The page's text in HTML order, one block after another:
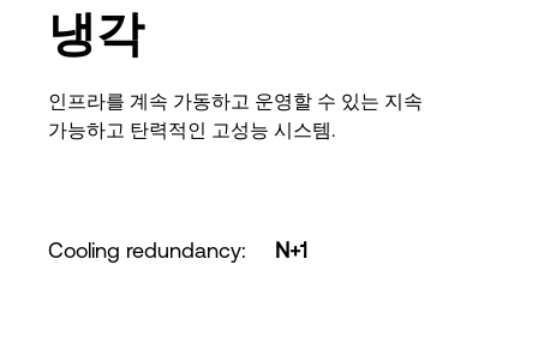
냉각
인프라를 계속 가동하고 운영할 수 있는 지속
가능하고 탄력적인 고성능 시스템.
Cooling redundancy: N+1